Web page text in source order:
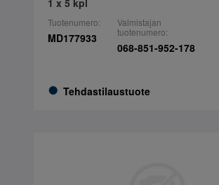
1 x 5 kpl
Tuotenumero:
MD177933
Tehdastilaustuote
Valmistajan
tuotenumero:
068-851-952-178